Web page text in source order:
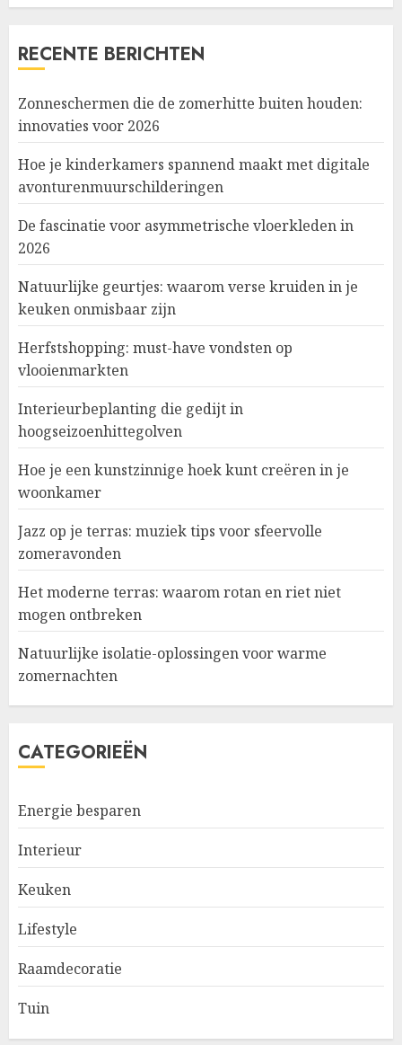
RECENTE BERICHTEN
Zonneschermen die de zomerhitte buiten houden:
innovaties voor 2026
Hoe je kinderkamers spannend maakt met digitale
avonturenmuurschilderingen
De fascinatie voor asymmetrische vloerkleden in
2026
Natuurlijke geurtjes: waarom verse kruiden in je
keuken onmisbaar zijn
Herfstshopping: must-have vondsten op
vlooienmarkten
Interieurbeplanting die gedijt in
hoogseizoenhittegolven
Hoe je een kunstzinnige hoek kunt creëren in je
woonkamer
Jazz op je terras: muziek tips voor sfeervolle
zomeravonden
Het moderne terras: waarom rotan en riet niet
mogen ontbreken
Natuurlijke isolatie-oplossingen voor warme
zomernachten
CATEGORIEËN
Energie besparen
Interieur
Keuken
Lifestyle
Raamdecoratie
Tuin